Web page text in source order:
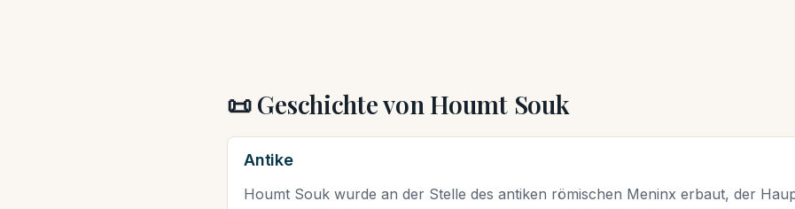
📜 Geschichte von Houmt Souk
Antike
Houmt Souk wurde an der Stelle des antiken römischen Meninx erbaut, der